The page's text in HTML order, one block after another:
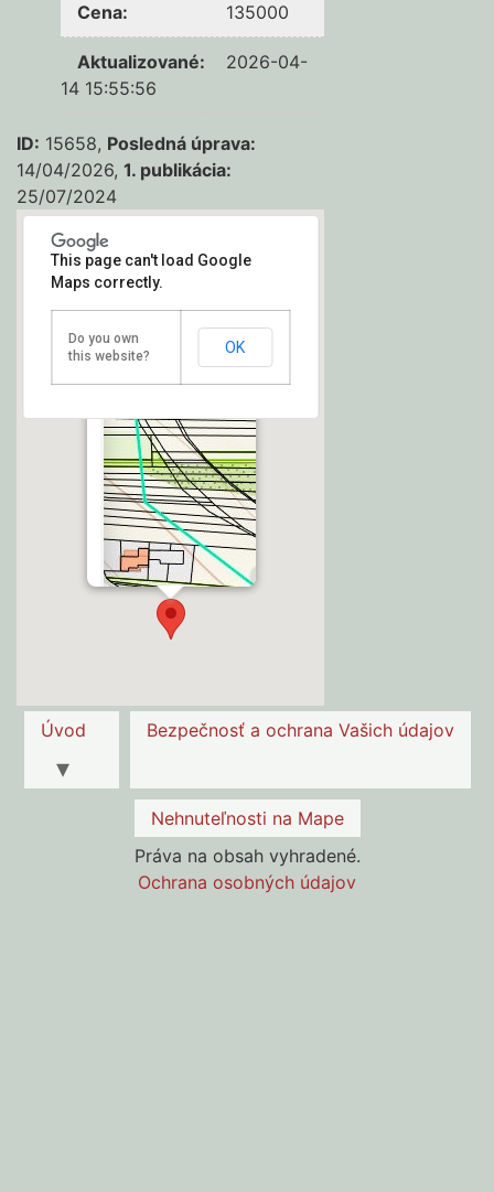
Cena: 135000
Aktualizované:
2026-04-
14 15:55:56
ID: 15658, Posledná úprava:
14/04/2026, 1. publikácia:
25/07/2024
pozemok Kavečany
2955m2
This page can't load Google
Maps correctly.
Do you own
this website?
OK
Úvod Bezpečnosť a ochrana Vašich údajov
Nehnuteľnosti na Mape
Práva na obsah vyhradené.
Ochrana osobných údajov